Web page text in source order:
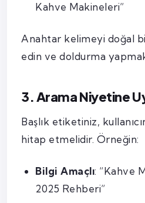
Kahve Makineleri”
Anahtar kelimeyi doğal
edin ve doldurma
3. Arama Niyetine
Başlık etiketiniz,
hitap etmelidir. Örneğin:
Bilgi Amaçlı: “Kahve
2025 Rehberi”